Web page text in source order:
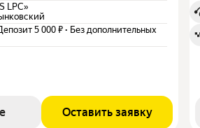
LPC»
5 000 ₽ · Без дополнительных
Оставить заявку